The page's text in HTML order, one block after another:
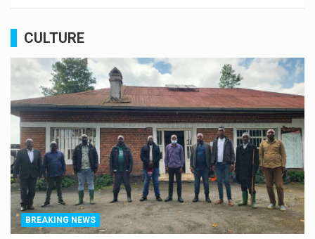
CULTURE
BREAKING NEWS